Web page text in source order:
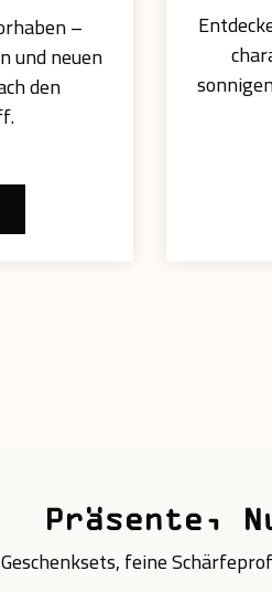
–
und neuen
den
Präsente,
feine